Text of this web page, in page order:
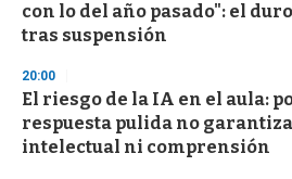
con lo del año pasado": el
tras suspensión
20:00
El riesgo de la IA en el aula:
respuesta pulida no
intelectual ni comprensión